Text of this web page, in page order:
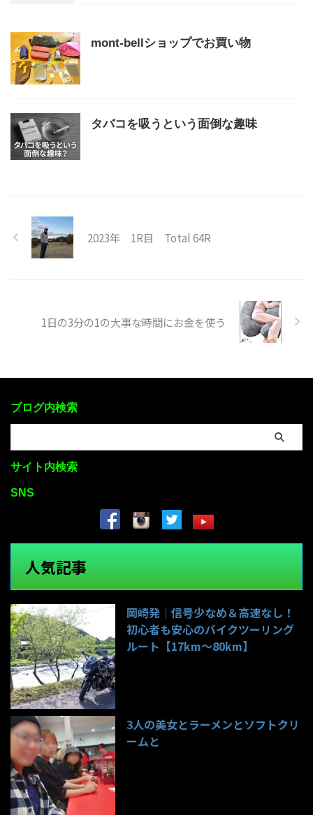
mont‐bellショップでお買い物
タバコを吸うという面倒な趣味
2023年 1R目 Total 64R
1日の3分の1の大事な時間にお金を使う
ブログ内検索
サイト内検索
SNS
人気記事
岡崎発｜信号少なめ＆高速なし！
初心者も安心のバイクツーリング
ルート【17km〜80km】
3人の美女とラーメンとソフトクリ
ームと